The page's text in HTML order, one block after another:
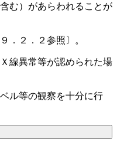
む）があらわれることが
．２．２参照〕。
線異常等が認められた場
ル等の観察を十分に行